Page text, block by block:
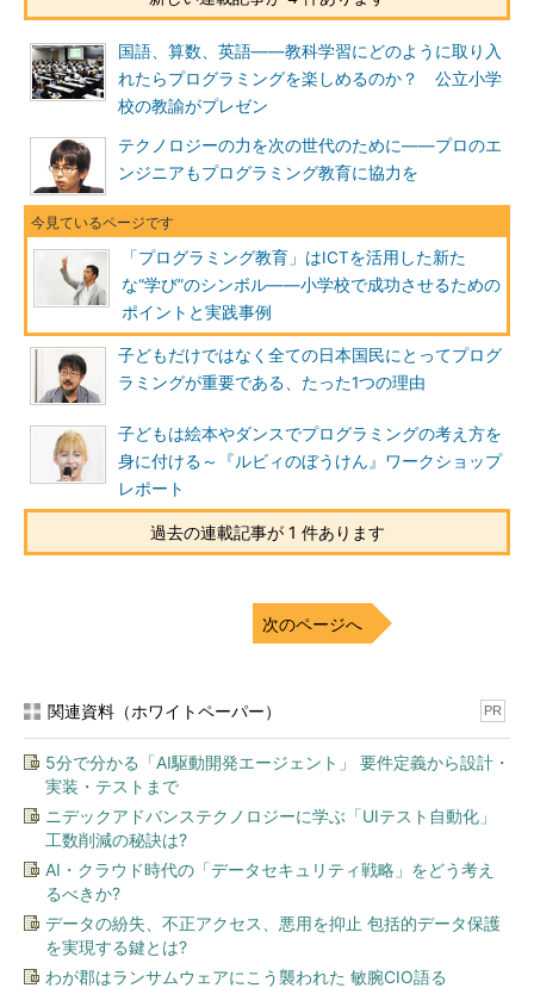
国語、算数、英語――教科学習にどのように取り入
れたらプログラミングを楽しめるのか？ 公立小学
校の教諭がプレゼン
テクノロジーの力を次の世代のために――プロのエ
ンジニアもプログラミング教育に協力を
「プログラミング教育」はICTを活用した新た
な“学び”のシンボル――小学校で成功させるための
ポイントと実践事例
子どもだけではなく全ての日本国民にとってプログ
ラミングが重要である、たった1つの理由
子どもは絵本やダンスでプログラミングの考え方を
身に付ける～『ルビィのぼうけん』ワークショップ
レポート
過去の連載記事が 1 件あります
次のページへ
関連資料（ホワイトペーパー） PR
5分で分かる「AI駆動開発エージェント」 要件定義から設計・
実装・テストまで
ニデックアドバンステクノロジーに学ぶ「UIテスト自動化」
工数削減の秘訣は?
AI・クラウド時代の「データセキュリティ戦略」をどう考え
るべきか?
データの紛失、不正アクセス、悪用を抑止 包括的データ保護
を実現する鍵とは?
わが郡はランサムウェアにこう襲われた 敏腕CIO語る